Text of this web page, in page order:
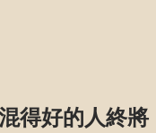
得好的人終將